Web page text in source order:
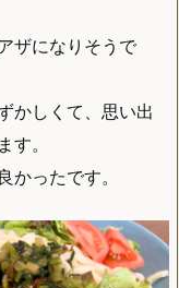
ザになりそうで
かしくて、思い出
す。
かったです。